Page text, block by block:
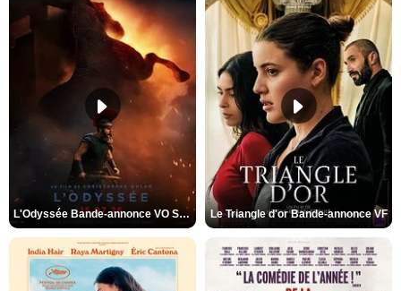
L'Odyssée Bande-annonce VO STFR Le Triangle d'or Bande-annonce VF